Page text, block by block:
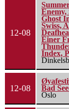
12-08
Enemy,
Ghost
Swiss,
Einer
Index,
12-08
Bad
Oslo